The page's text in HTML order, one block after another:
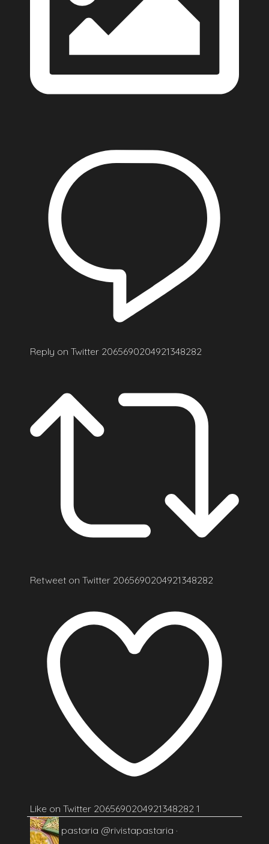
Reply on Twitter 2065690204921348282
Retweet on Twitter 2065690204921348282
Like on Twitter 2065690204921348282 1
pastaria @rivistapastaria ·